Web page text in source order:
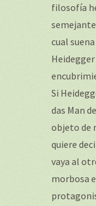
filosofía
cual
Si
das Man
objeto de
quiere
vaya al
morbosa